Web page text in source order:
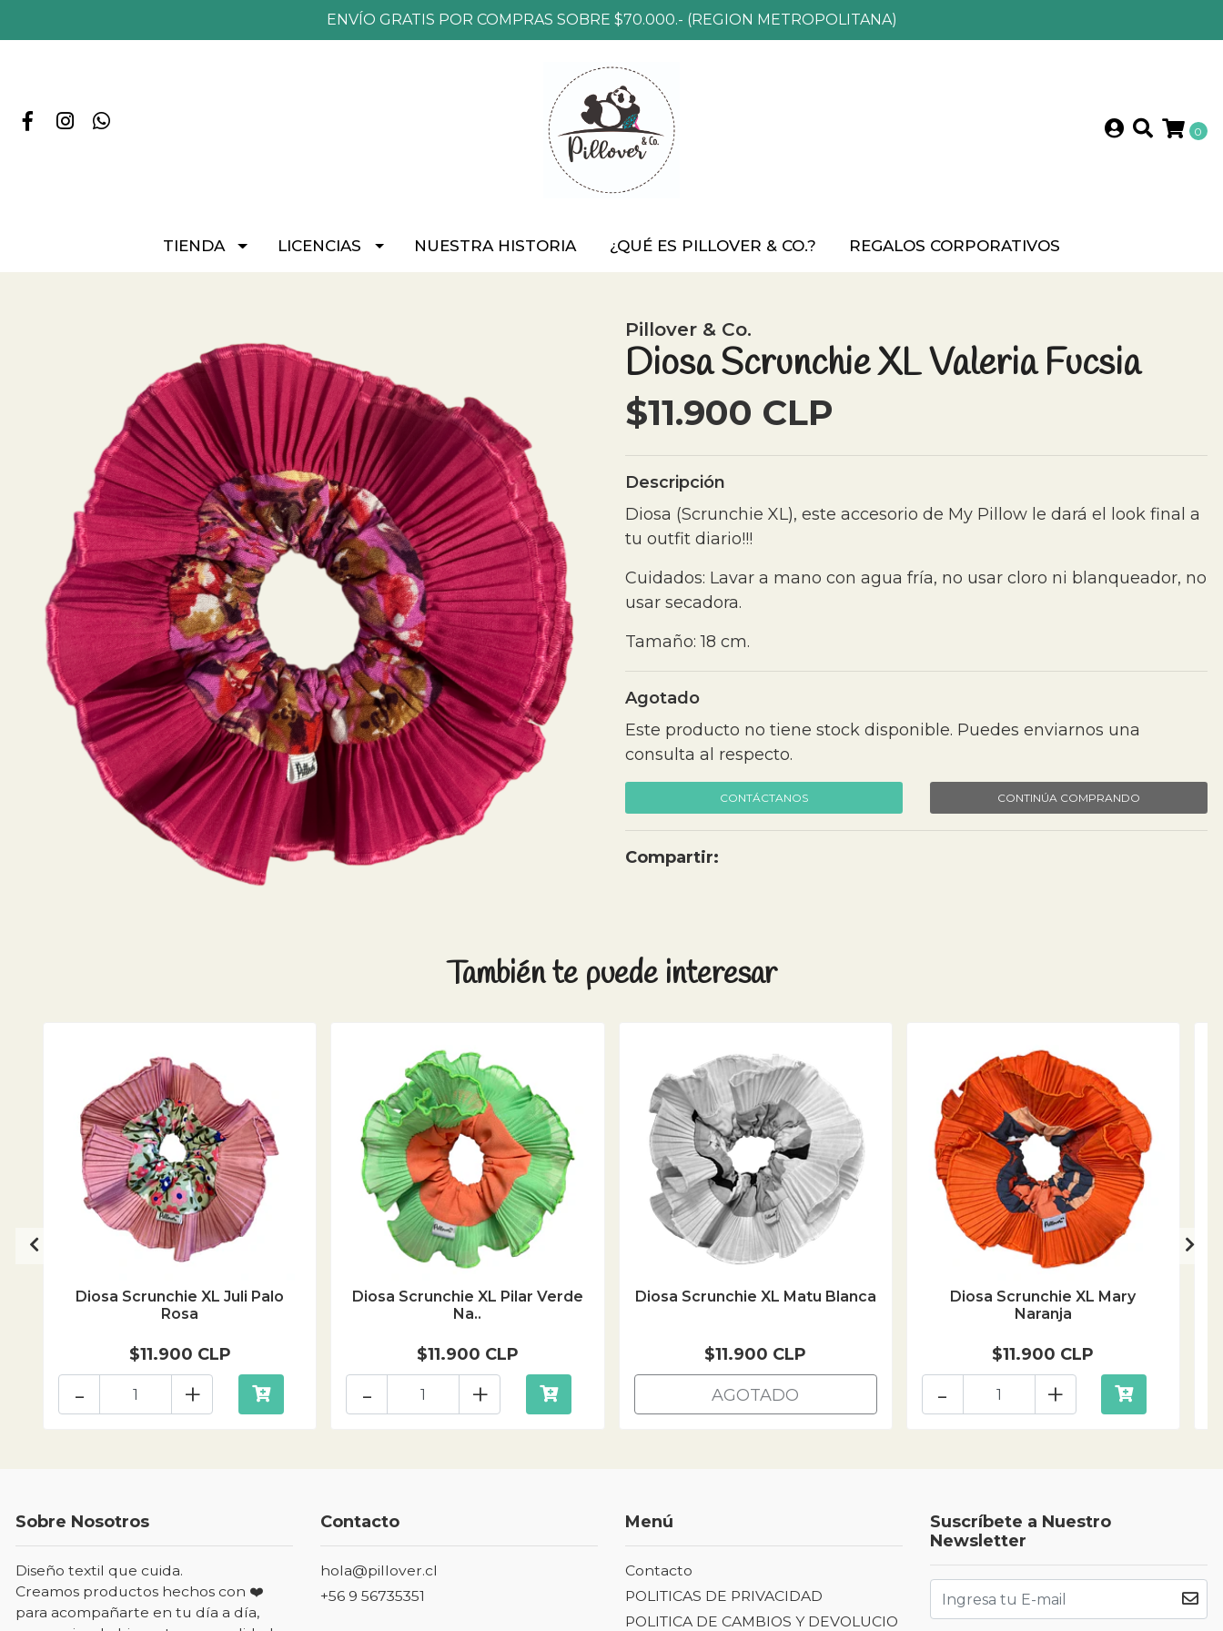
ENVÍO GRATIS POR COMPRAS SOBRE $70.000.- (REGION METROPOLITANA)
0
TIENDA LICENCIAS NUESTRA HISTORIA ¿QUÉ ES PILLOVER & CO.? REGALOS CORPORATIVOS
Pillover & Co.
Diosa Scrunchie XL Valeria Fucsia
$11.900 CLP
Descripción
Diosa (Scrunchie XL), este accesorio de My Pillow le dará el look final a
tu outfit diario!!!
Cuidados: Lavar a mano con agua fría, no usar cloro ni blanqueador, no
usar secadora.
Tamaño: 18 cm.
Agotado
Este producto no tiene stock disponible. Puedes enviarnos una
consulta al respecto.
CONTÁCTANOS CONTINÚA COMPRANDO
Compartir:
También te puede interesar
Diosa Scrunchie XL Juli Palo
Rosa
$11.900 CLP
+
-
Diosa Scrunchie XL Pilar Verde
Na..
$11.900 CLP
+
-
Diosa Scrunchie XL Matu Blanca
$11.900 CLP
AGOTADO
Diosa Scrunchie XL Mary
Naranja
$11.900 CLP
+
-
Sobre Nosotros
Diseño textil que cuida.
Creamos productos hechos con ❤️
para acompañarte en tu día a día,
Contacto
hola@pillover.cl
+56 9 56735351
Menú
Contacto
POLITICAS DE PRIVACIDAD
POLITICA DE CAMBIOS Y DEVOLUCIO
Suscríbete a Nuestro
Newsletter